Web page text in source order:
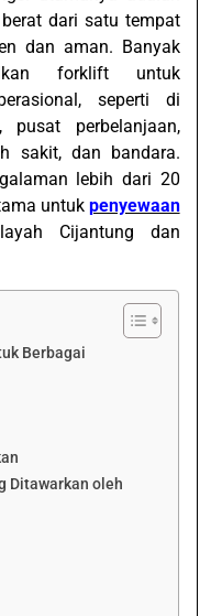
dari satu tempat
dan aman. Banyak
forklift untuk
seperti di
pusat perbelanjaan,
sakit, dan bandara.
lebih dari 20
untuk penyewaan
Cijantung dan
Berbagai
Ditawarkan oleh